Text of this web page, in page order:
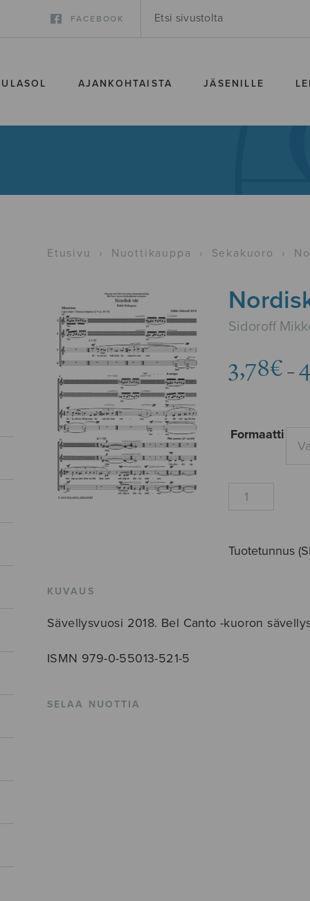
FACEBOOK
AJANKOHTAISTA JÄSENILLE
Etusivu › Nuottikauppa › Sekakuoro ›
Sidoroff
3,78€ –
Formaatti
Nordisk
Tuotetunnus
KUVAUS
Sävellysvuosi 2018. Bel Canto -kuoron
ISMN 979-0-55013-521-5
SELAA NUOTTIA